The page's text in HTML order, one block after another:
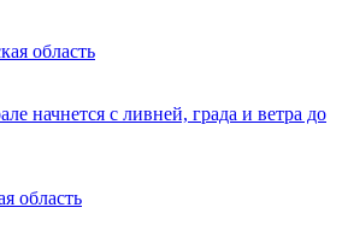
область
начнется с ливней, града и ветра до
область